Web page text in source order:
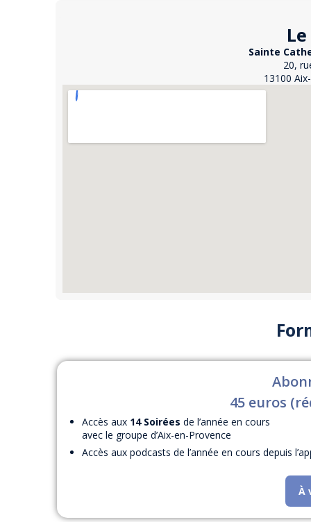
Sainte
20,
13100
45 euros
Accès aux 14 Soirées de l’année en cours
avec le groupe d’Aix-en-Provence
Accès aux podcasts de l’année en cours depuis
À